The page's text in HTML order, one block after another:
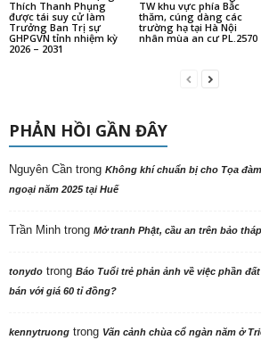
Thích Thanh Phụng
được tái suy cử làm
Trưởng Ban Trị sự
GHPGVN tỉnh nhiệm kỳ
2026 – 2031
TW khu vực phía Bắc
thăm, cúng dàng các
trường hạ tại Hà Nội
nhân mùa an cư PL.2570
PHẢN HỒI GẦN ĐÂY
Nguyên Cần trong Không khí chuẩn bị cho Tọa
ngoại năm 2025 tại Huế
Trần Minh trong Mở tranh Phật, cầu an trên bảo
tonydo trong Báo Tuổi trẻ phản ảnh về việc phần
bán với giá 60 tỉ đồng?
kennytruong trong Vãn cảnh chùa cổ ngàn năm ở